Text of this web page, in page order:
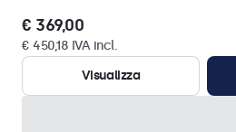
€ 369,00
€ 450,18 IVA incl.
Visualizza